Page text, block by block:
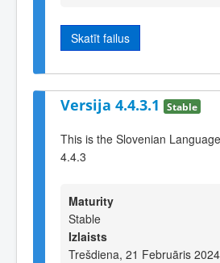
Skatīt failus
Versija 4.4.3.1 Stable
This is the Slovenian
4.4.3
Maturity
Stable
Izlaists
Trešdiena, 21 Februāris